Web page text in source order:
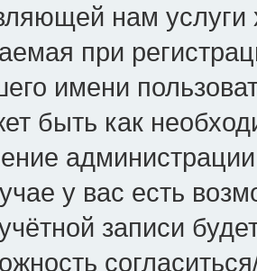
нам
при
имени
быть как
у вас есть
записи